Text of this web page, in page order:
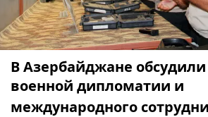
В Азербайджане
военной дипломатии и
международного